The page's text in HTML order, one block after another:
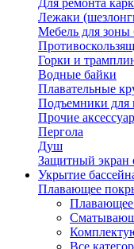
Для ремонта
Лежаки
Мебель для зоны
Горки и
Водные байки
Плавательные
Подъемники для
Прочие
Пергола
Душ
Защитный экран
Укрытие
Плавающее
Плавающее
Все